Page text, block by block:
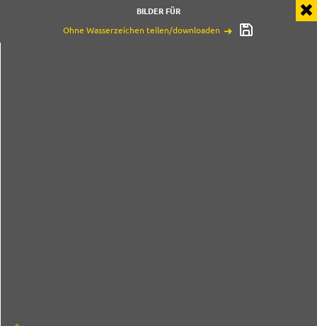
BILDER FÜR
Ohne Wasserzeichen teilen/downloaden